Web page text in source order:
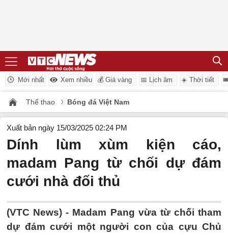
Mới nhất Xem nhiều 💰 Giá vàng 📅 Lịch âm ☀️ Thời tiết
Thể thao Bóng đá Việt Nam
Xuất bản ngày 15/03/2025 02:24 PM
Dính lùm xùm kiện cáo,
madam Pang từ chối dự đám
cưới nhà đối thủ
(VTC News) - Madam Pang vừa từ chối tham
dự đám cưới một người con của cựu Chủ